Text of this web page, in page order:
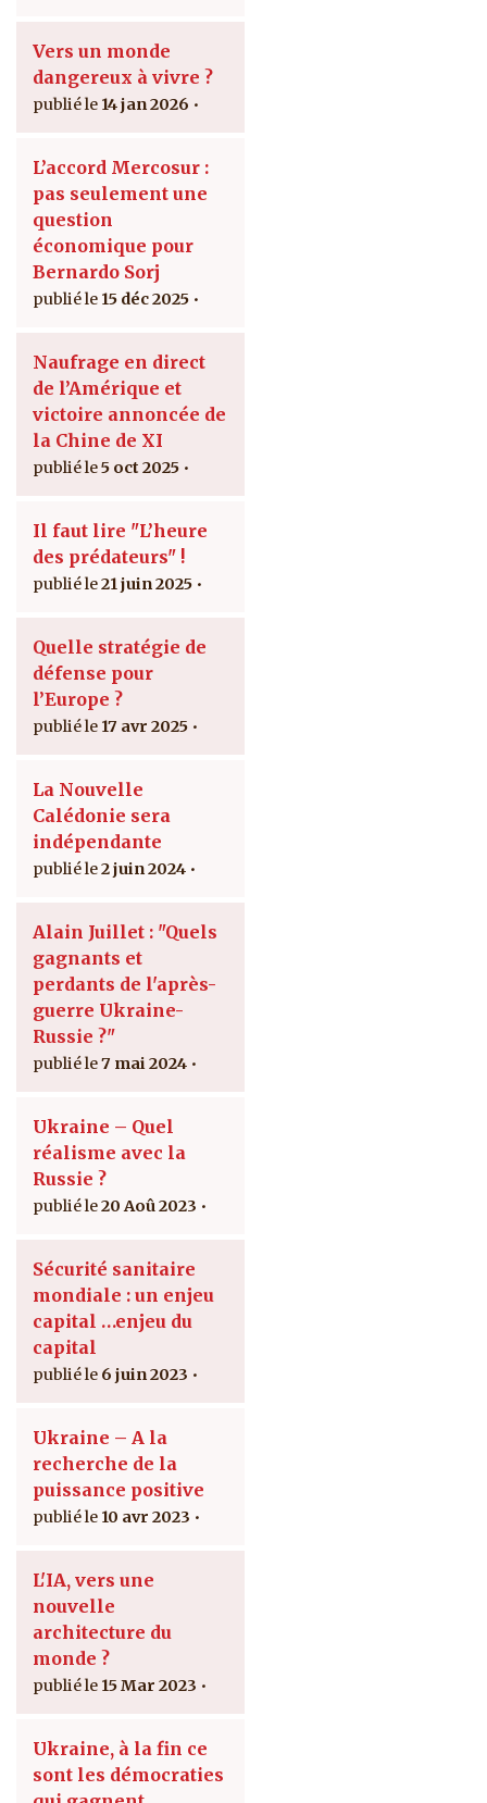
Vers un monde
dangereux à vivre ?
14 jan 2026
L’accord Mercosur :
pas seulement une
question
économique pour
Bernardo Sorj
15 déc 2025
Naufrage en direct
de l’Amérique et
victoire annoncée de
la Chine de XI
5 oct 2025
Il faut lire "L’heure
des prédateurs" !
21 juin 2025
Quelle stratégie de
défense pour
l’Europe ?
17 avr 2025
La Nouvelle
Calédonie sera
indépendante
2 juin 2024
Alain Juillet : "Quels
gagnants et
perdants de l'après-
guerre Ukraine-
Russie ?"
7 mai 2024
Ukraine – Quel
réalisme avec la
Russie ?
20 Aoû 2023
Sécurité sanitaire
mondiale : un enjeu
capital …enjeu du
capital
6 juin 2023
Ukraine – A la
recherche de la
puissance positive
10 avr 2023
L'IA, vers une
nouvelle
architecture du
monde ?
15 Mar 2023
Ukraine, à la fin ce
sont les démocraties